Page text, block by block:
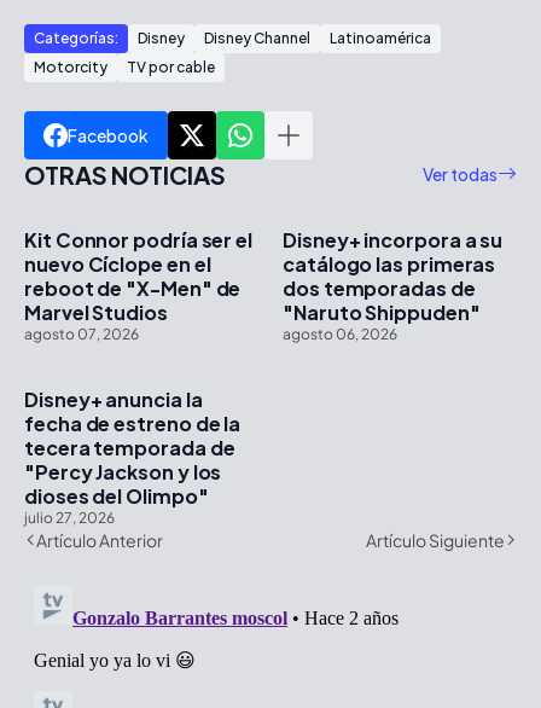
Categorías: Disney Disney Channel
Latinoamérica
Motorcity
TV por cable
Facebook
OTRAS NOTICIAS Ver todas
Kit Connor podría ser el
nuevo Cíclope en el
reboot de "X-Men" de
Marvel Studios
agosto 07, 2026
Disney+ incorpora a su
catálogo las primeras
dos temporadas de
"Naruto Shippuden"
agosto 06, 2026
Disney+ anuncia la
fecha de estreno de la
tecera temporada de
"Percy Jackson y los
dioses del Olimpo"
julio 27, 2026
Artículo Anterior Artículo Siguiente